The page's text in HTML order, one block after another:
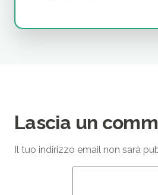
Lascia un
Il tuo indirizzo email non sarà